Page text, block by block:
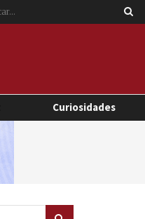
Curiosidades